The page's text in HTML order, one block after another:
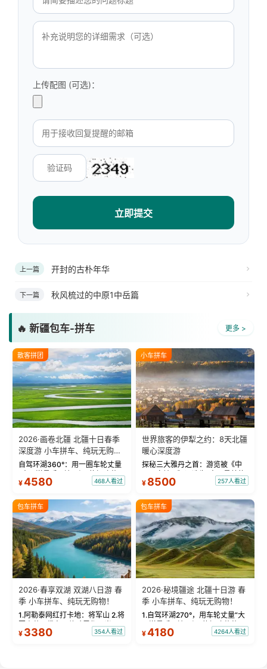
上传配图 (可选)：
立即提交
上一篇 开封的古朴年华
下一篇 秋风梳过的中原1中岳篇
🔥 新疆包车-拼车 更多 >
散客拼团
2026·画卷北疆 北疆十日春季
深度游 小车拼车、纯玩无购
物！
自驾环湖360°：用一圈车轮丈量
“大西洋最后一滴眼泪”的极致蔚
蓝。 赛湖旅拍：甄选多款风格服
绝美瞬间。 赛湖坦克300跟车视
频：专业摄影师...
¥4580 468人看过
小车拼车
世界旅客的伊犁之约：8天北疆
暖心深度游
探秘三大雅丹之首：游览被《中
国国家地理》评选为“中国最美的
三大雅丹”第一名的克拉玛依魔鬼
瓦人最大村落——禾木村，欣赏
晨雾与小木...
¥ 8500 257人看过
包车拼车
2026·春享双湖 双湖八日游 春
季 小车拼车、纯玩无购物！
1.阿勒泰网红打卡地：将军山 2.将
军山落日缆车，体验雪都风光 3.
将军山，夕阳派对，蹦迪party 4.
¥ 3380 354人看过
包车拼车
2026·秘境疆途 北疆十日游 春
季 小车拼车、纯玩无购物！
1.自驾环湖270°，用车轮丈量“大
西洋最后一滴眼泪”的极致蔚蓝，
让雪山、花海与深邃湖水在转弯
¥4180 4264人看过